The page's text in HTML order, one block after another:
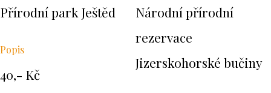
Přírodní park Ještěd
Popis
40,- Kč
Národní přírodní
rezervace
Jizerskohorské bučiny